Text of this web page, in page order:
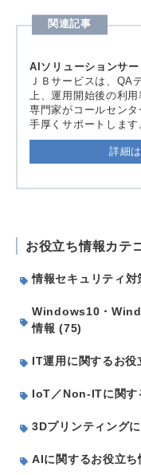
関連記事
AIソリューションサー
ＪＢサービスは、QA
上、運用開始後の利
専門家がコールセン
手厚くサポートします
詳細
お役立ち情報カテ
情報セキュリティ
Windows10・
情報 (75)
IT運用に関するお
IoT／Non-ITに関す
3Dプリンティング
AIに関するお役立